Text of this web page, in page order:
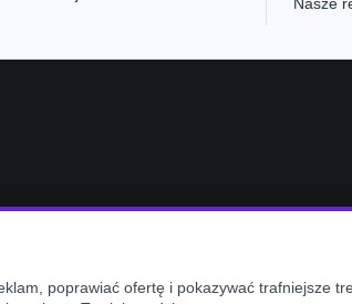
poprawiać ofertę i pokazywać trafniejsze